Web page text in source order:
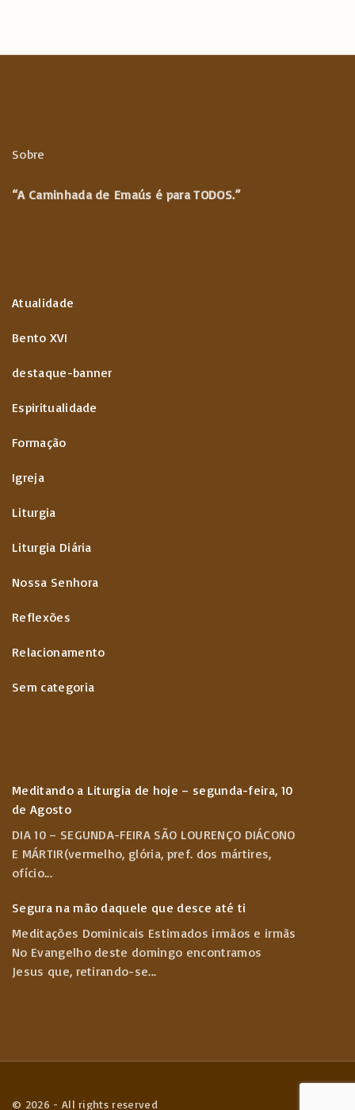
o r
A a
Sobre
“A Caminhada de Emaús é para TODOS.”
Atualidade
Bento XVI
destaque-banner
Espiritualidade
Formação
Igreja
Liturgia
Liturgia Diária
Nossa Senhora
Reflexões
Relacionamento
Sem categoria
Meditando a Liturgia de hoje – segunda-feira, 10
de Agosto
DIA 10 – SEGUNDA-FEIRA SÃO LOURENÇO DIÁCONO
E MÁRTIR(vermelho, glória, pref. dos mártires,
ofício...
Segura na mão daquele que desce até ti
Meditações Dominicais Estimados irmãos e irmãs
No Evangelho deste domingo encontramos
Jesus que, retirando-se...
© 2026 - All rights reserved